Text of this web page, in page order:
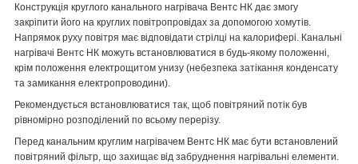
Конструкція круглого канального нагрівача Вентс НК дає змогу
закріпити його на круглих повітропровідах за допомогою хомутів.
Напрямок руху повітря має відповідати стрілці на калорифері. Канальні
нагрівачі Вентс НК можуть встановлюватися в будь-якому положенні,
крім положення електрощитом унизу (небезпека затікання конденсату
та замикання електропроводини).
Рекомендується встановлюватися так, щоб повітряний потік був
рівномірно розподілений по всьому перерізу.
Перед канальним круглим нагрівачем Вентс НК має бути встановлений
повітряний фільтр, що захищає від забруднення нагрівальні елементи.